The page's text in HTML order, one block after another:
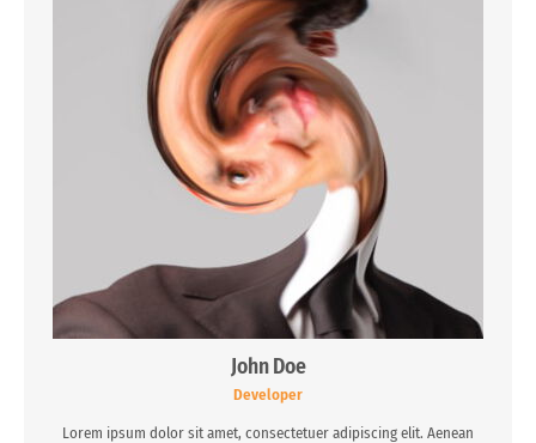
John Doe
Developer
Lorem ipsum dolor sit amet, consectetuer adipiscing elit. Aenean